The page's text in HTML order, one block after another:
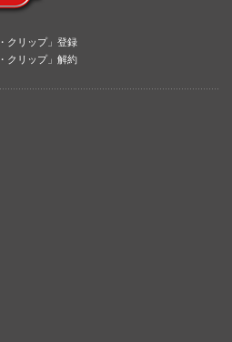
クリップ」登録
クリップ」解約